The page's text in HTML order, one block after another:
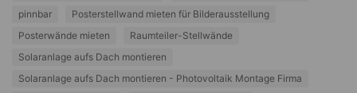
pinnbar
Posterstellwand mieten für Bilderausstellung
Posterwände mieten
Raumteiler-Stellwände
Solaranlage aufs Dach montieren
Solaranlage aufs Dach montieren - Photovoltaik Montage Firma